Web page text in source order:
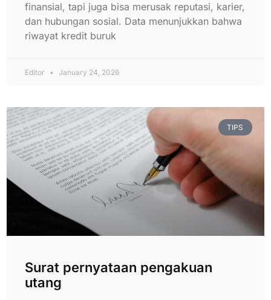
finansial, tapi juga bisa merusak reputasi, karier,
dan hubungan sosial. Data menunjukkan bahwa
riwayat kredit buruk
Editor January 24, 2026
TIPS
Surat pernyataan pengakuan
utang